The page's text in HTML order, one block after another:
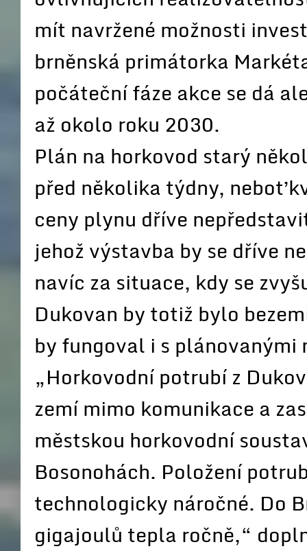
mít navržené možnosti
brněnská primátorka
počáteční fáze akce se dá
až okolo roku 2030.
Plán na horkovod starý
před několika týdny, neboť
ceny plynu dříve
jehož výstavba by se dříve
navíc za situace, kdy se
Dukovan by totiž bylo
by fungoval i s
„Horkovodní potrubí z
zemí mimo komunikace a
městskou horkovodní
Bosonohách. Položení
technologicky náročné. Do
gigajoulů tepla ročně,“